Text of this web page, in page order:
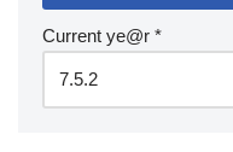
Current ye@r *